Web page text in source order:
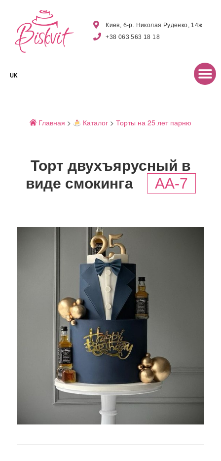
Киев, б-р. Николая Руденко, 14ж
+38 063 563 18 18
UK
Главная > Каталог> Торты на 25 лет парню
Торт двухъярусный в
виде смокинга
AA-7